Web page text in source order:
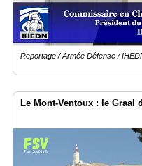
Blogs
propos
Adhésion
Devenir
partenaire
Reportage / Armée Défense /
Le Mont-Ventoux : le Graal